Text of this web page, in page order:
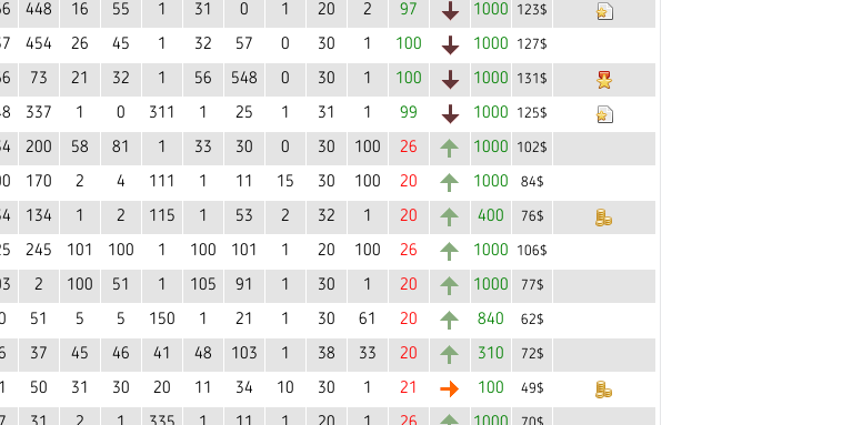
448 16 55 1 31 0 1 20 2 97 1000 123$
454 26 45 1 32 57 0 30 1 100 1000 127$
73 21 32 1 56 548 0 30 1 100 1000 131$
337 1 0 311 1 25 1 31 1 99 1000 125$
200 58 81 1 33 30 0 30 100 26 1000 102$
170 2 4 111 1 11 15 30 100 20 1000 84$
134 1 2 115 1 53 2 32 1 20 400 76$
245 101 100 1 100 101 1 20 100 26 1000 106$
2 100 51 1 105 91 1 30 1 20 1000 77$
51 5 5 150 1 21 1 30 61 20 840 62$
37 45 46 41 48 103 1 38 33 20 310 72$
50 31 30 20 11 34 10 30 1 21 100 49$